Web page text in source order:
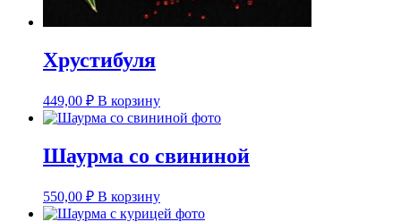
Хрустибуля
449,00 ₽ В корзину
Шаурма со свининой
550,00 ₽ В корзину